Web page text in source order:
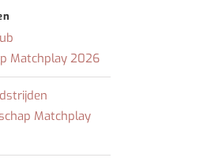
Matchplay 2026
Matchplay